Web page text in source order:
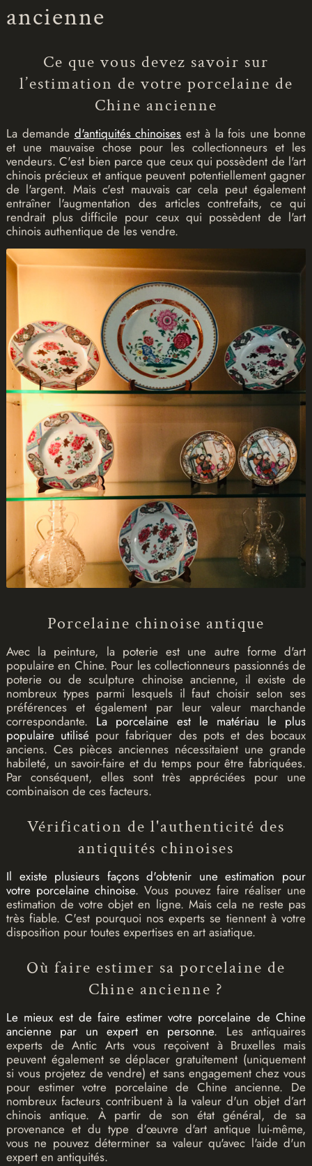
ancienne
Ce que vous devez savoir sur
l’estimation de votre porcelaine de
Chine ancienne
La demande d'antiquités chinoises est à la fois une bonne
et une mauvaise chose pour les collectionneurs et les
vendeurs. C'est bien parce que ceux qui possèdent de l'art
chinois précieux et antique peuvent potentiellement gagner
de l'argent. Mais c'est mauvais car cela peut également
entraîner l'augmentation des articles contrefaits, ce qui
rendrait plus difficile pour ceux qui possèdent de l'art
chinois authentique de les vendre.
Porcelaine chinoise antique
Avec la peinture, la poterie est une autre forme d'art
populaire en Chine. Pour les collectionneurs passionnés de
poterie ou de sculpture chinoise ancienne, il existe de
nombreux types parmi lesquels il faut choisir selon ses
préférences et également par leur valeur marchande
correspondante. La porcelaine est le matériau le plus
populaire utilisé pour fabriquer des pots et des bocaux
anciens. Ces pièces anciennes nécessitaient une grande
habileté, un savoir-faire et du temps pour être fabriquées.
Par conséquent, elles sont très appréciées pour une
combinaison de ces facteurs.
Vérification de l'authenticité des
antiquités chinoises
Il existe plusieurs façons d'obtenir une estimation pour
votre porcelaine chinoise. Vous pouvez faire réaliser une
estimation de votre objet en ligne. Mais cela ne reste pas
très fiable. C'est pourquoi nos experts se tiennent à votre
disposition pour toutes expertises en art asiatique.
Où faire estimer sa porcelaine de
Chine ancienne ?
Le mieux est de faire estimer votre porcelaine de Chine
ancienne par un expert en personne. Les antiquaires
experts de Antic Arts vous reçoivent à Bruxelles mais
peuvent également se déplacer gratuitement (uniquement
si vous projetez de vendre) et sans engagement chez vous
pour estimer votre porcelaine de Chine ancienne. De
nombreux facteurs contribuent à la valeur d'un objet d’art
chinois antique. À partir de son état général, de sa
provenance et du type d'œuvre d'art antique lui-même,
vous ne pouvez déterminer sa valeur qu'avec l'aide d'un
expert en antiquités.